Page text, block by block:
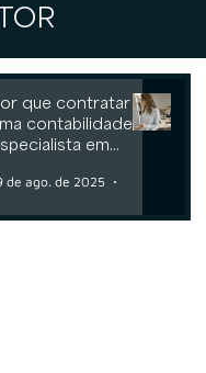
que contratar
contabilidade
em
de ago. de 2025